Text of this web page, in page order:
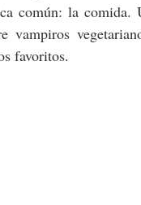
común: la comida.
vampiros
favoritos.